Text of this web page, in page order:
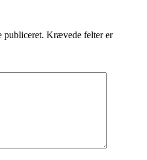
publiceret. Krævede felter er